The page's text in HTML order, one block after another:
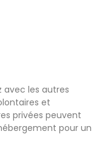
avec les autres
et
privées peuvent
pour un